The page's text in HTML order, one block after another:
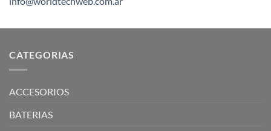
CATEGORIAS
ACCESORIOS
BATERIAS